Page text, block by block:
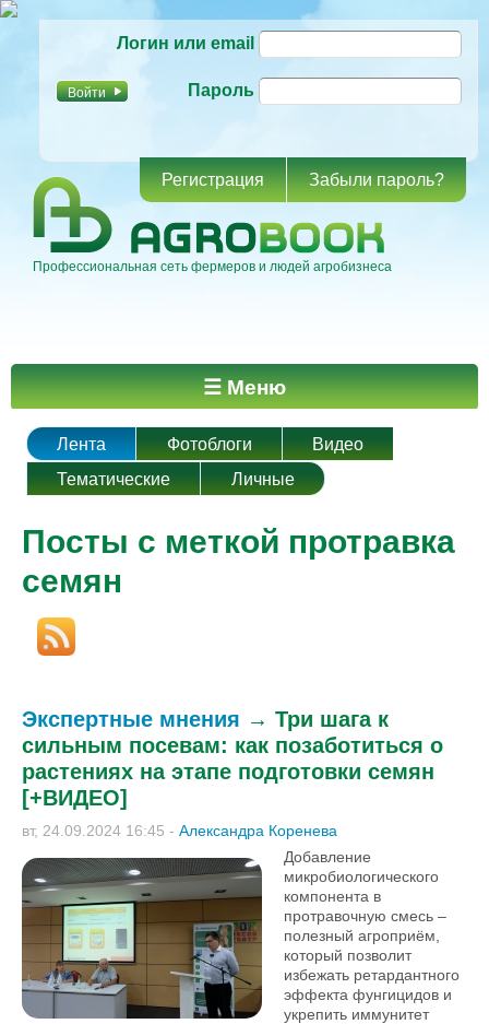
основному
Логин или email
Пароль
Регистрация Забыли пароль?
Профессиональная сеть фермеров и людей агробизнеса
Главное меню ☰ Меню
Лента Фотоблоги
Видео
Тематические
Личные
Посты с меткой протравка
семян
Экспертные мнения → Три шага к
сильным посевам: как позаботиться о
растениях на этапе подготовки семян
[+ВИДЕО]
вт, 24.09.2024 16:45 - Александра Коренева
Добавление
микробиологического
компонента в
протравочную смесь –
полезный агроприём,
который позволит
избежать ретардантного
эффекта фунгицидов и
укрепить иммунитет